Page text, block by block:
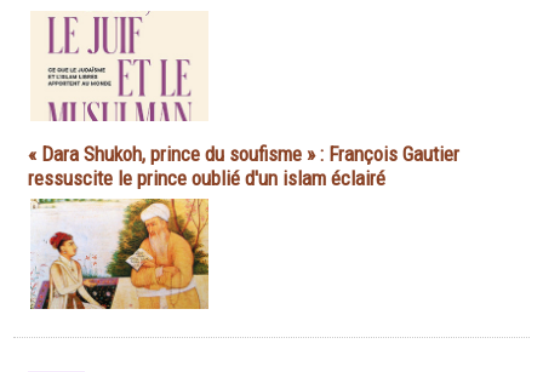
« Dara Shukoh, prince du soufisme » : François Gautier
ressuscite le prince oublié d'un islam éclairé